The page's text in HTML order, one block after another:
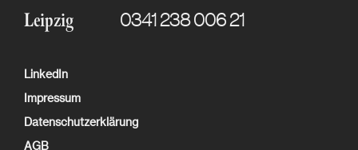
Leipzig 0341 238 006 21
LinkedIn
Impressum
Datenschutzerklärung
AGB